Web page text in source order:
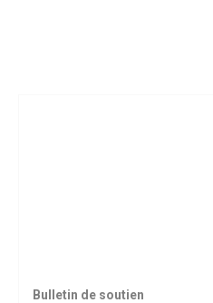
Bulletin de soutien